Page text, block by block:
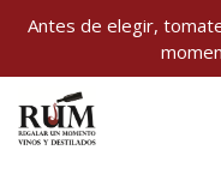
Antes de elegir,